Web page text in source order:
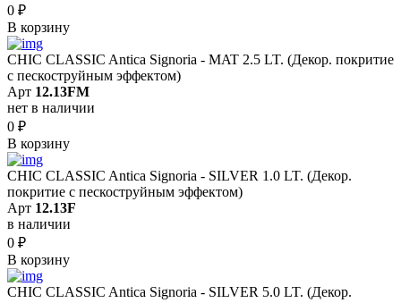
0 ₽
В корзину
CHIC CLASSIC Antica Signoria - MAT 2.5 LT. (Декор. покритие
с пескоструйным эффектом)
Арт 12.13FM
нет в наличии
0 ₽
В корзину
CHIC CLASSIC Antica Signoria - SILVER 1.0 LT. (Декор.
покритие с пескоструйным эффектом)
Арт 12.13F
в наличии
0 ₽
В корзину
CHIC CLASSIC Antica Signoria - SILVER 5.0 LT. (Декор.